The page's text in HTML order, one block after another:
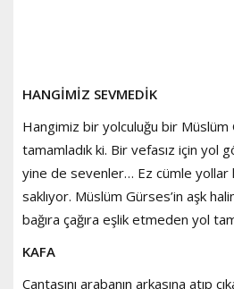
HANGİMİZ SEVMEDİK
Hangimiz bir yolculuğu bir
tamamladık ki. Bir vefasız için yol
yine de sevenler… Ez cümle yollar
saklıyor. Müslüm Gürses’in aşk
bağıra çağıra eşlik etmeden yol
KAFA
Çantasını arabanın arkasına atıp